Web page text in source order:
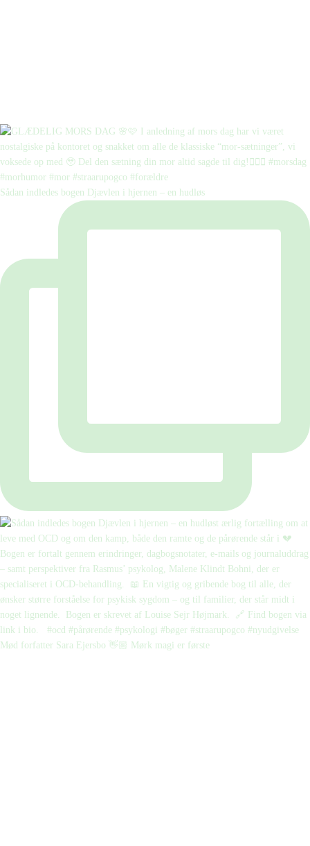
Sådan indledes bogen Djævlen i hjernen – en hudløs
Mød forfatter Sara Ejersbo 👋🏼 Mørk magi er første